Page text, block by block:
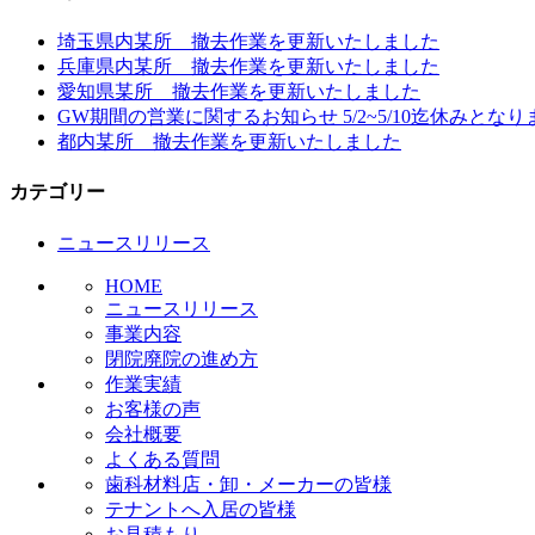
埼玉県内某所 撤去作業を更新いたしました
兵庫県内某所 撤去作業を更新いたしました
愛知県某所 撤去作業を更新いたしました
GW期間の営業に関するお知らせ 5/2~5/10迄休みとなり
都内某所 撤去作業を更新いたしました
カテゴリー
ニュースリリース
HOME
ニュースリリース
事業内容
閉院廃院の進め方
作業実績
お客様の声
会社概要
よくある質問
歯科材料店・卸・メーカーの皆様
テナントへ入居の皆様